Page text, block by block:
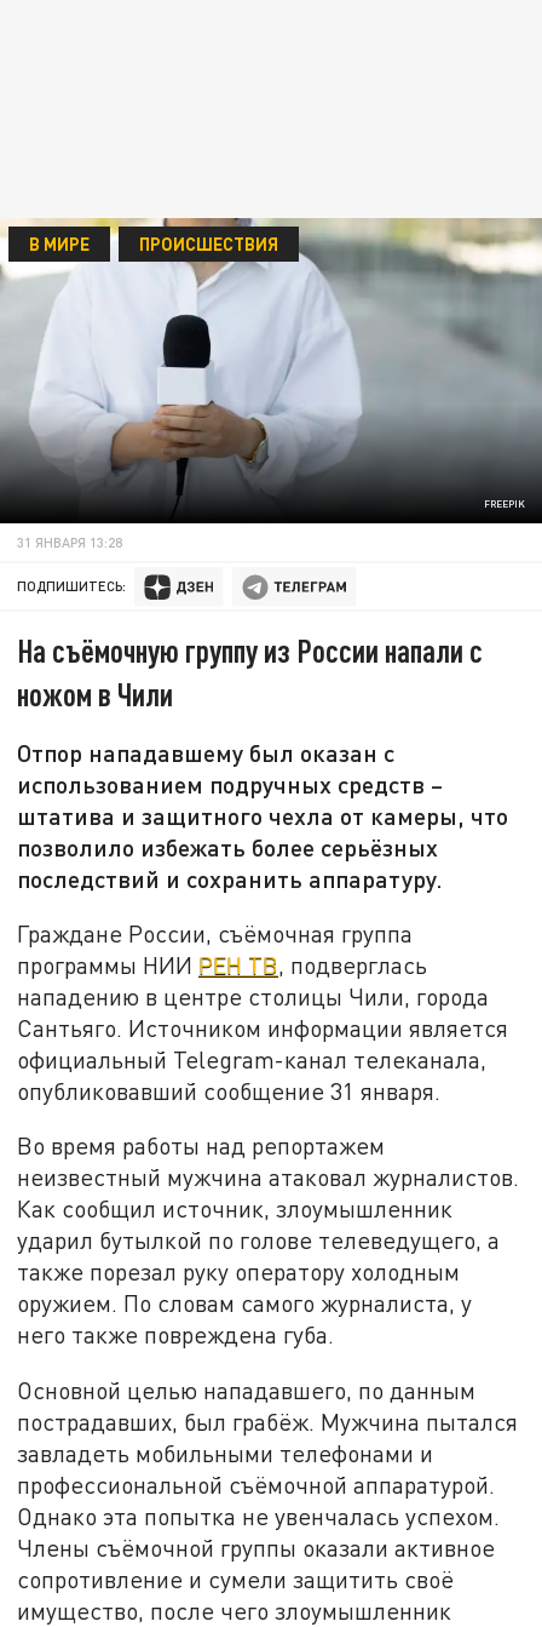
FREEPIK
В МИРЕ ПРОИСШЕСТВИЯ
31 ЯНВАРЯ 13:28
ПОДПИШИТЕСЬ:
На съёмочную группу из России напали с
ножом в Чили
Отпор нападавшему был оказан с
использованием подручных средств –
штатива и защитного чехла от камеры, что
позволило избежать более серьёзных
последствий и сохранить аппаратуру.
Граждане России, съёмочная группа
программы НИИ РЕН ТВ, подверглась
нападению в центре столицы Чили, города
Сантьяго. Источником информации является
официальный Telegram-канал телеканала,
опубликовавший сообщение 31 января.
Во время работы над репортажем
неизвестный мужчина атаковал журналистов.
Как сообщил источник, злоумышленник
ударил бутылкой по голове телеведущего, а
также порезал руку оператору холодным
оружием. По словам самого журналиста, у
него также повреждена губа.
Основной целью нападавшего, по данным
пострадавших, был грабёж. Мужчина пытался
завладеть мобильными телефонами и
профессиональной съёмочной аппаратурой.
Однако эта попытка не увенчалась успехом.
Члены съёмочной группы оказали активное
сопротивление и сумели защитить своё
имущество, после чего злоумышленник